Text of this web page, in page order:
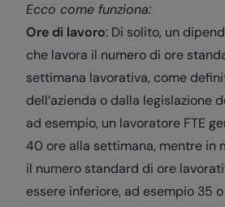
Ecco come funziona:
Ore di lavoro: Di solito, un
che lavora il numero di ore
settimana lavorativa, come
dell’azienda o dalla legislazione
ad esempio, un lavoratore FTE
40 ore alla settimana, mentre in
il numero standard di ore
essere inferiore, ad esempio 35